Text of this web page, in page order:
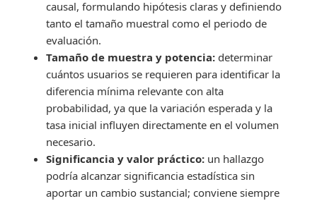
causal, formulando hipótesis claras y definiendo
tanto el tamaño muestral como el periodo de
evaluación.
Tamaño de muestra y potencia: determinar
cuántos usuarios se requieren para identificar la
diferencia mínima relevante con alta
probabilidad, ya que la variación esperada y la
tasa inicial influyen directamente en el volumen
necesario.
Significancia y valor práctico: un hallazgo
podría alcanzar significancia estadística sin
aportar un cambio sustancial; conviene siempre